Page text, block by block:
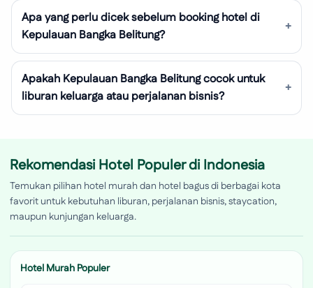
Apa yang perlu dicek sebelum booking hotel di
Kepulauan Bangka Belitung?
Apakah Kepulauan Bangka Belitung cocok untuk
liburan keluarga atau perjalanan bisnis?
Rekomendasi Hotel Populer di Indonesia
Temukan pilihan hotel murah dan hotel bagus di berbagai kota
favorit untuk kebutuhan liburan, perjalanan bisnis, staycation,
maupun kunjungan keluarga.
Hotel Murah Populer